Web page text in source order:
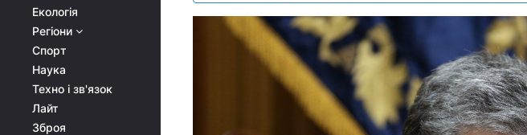
Екологія
Регіони
Спорт
Наука
Техно і зв'язок
Лайт
Зброя